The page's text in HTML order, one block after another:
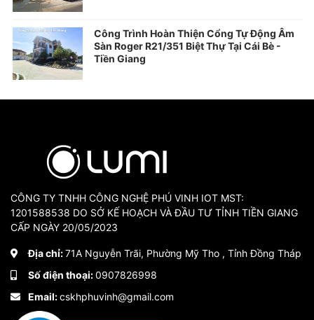
Công Trình Hoàn Thiện Cổng Tự Động Âm
Sàn Roger R21/351 Biệt Thự Tại Cái Bè -
Tiền Giang
CÔNG TY TNHH CÔNG NGHỆ PHÚ VINH IOT MST:
1201588538 DO SỞ KẾ HOẠCH VÀ ĐẦU TƯ TỈNH TIỀN GIANG
CẤP NGÀY 20/05/2023
Địa chỉ:71A Nguyễn Trãi, Phường Mỹ Tho , Tỉnh Đồng Tháp
Số điện thoại:0907826998
Email:cskhphuvinh@gmail.com